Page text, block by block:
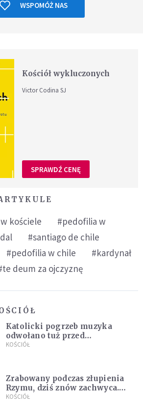
WSPOMÓŻ NAS
Kościół wykluczonych
Victor Codina SJ
SPRAWDŹ CENĘ
kościele
#pedofilia w
#santiago de chile
#pedofilia w chile
#kardynał
deum za ojczyznę
Katolicki pogrzeb muzyka
odwołano tuż przed
uroczystością. Powodem była
KOŚCIÓŁ
Zrabowany podczas złupienia
Rzymu, dziś znów zachwyca.
Wyjątkowy arras w Castel
KOŚCIÓŁ